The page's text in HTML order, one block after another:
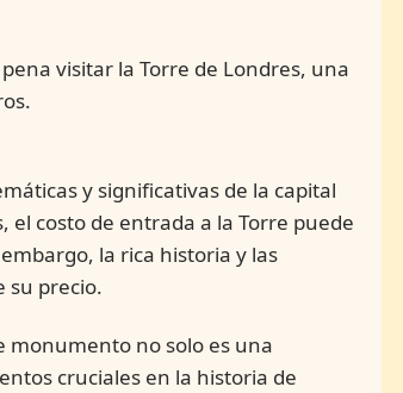
visitar la Torre de Londres, una
y significativas de la capital
costo de entrada a la Torre puede
la rica historia y las
su precio.
monumento no solo es una
cruciales en la historia de